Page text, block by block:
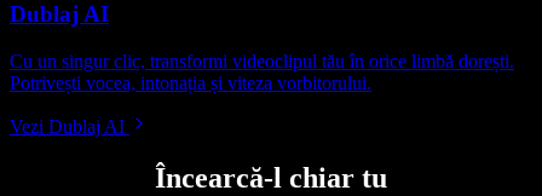
Dublaj AI
Cu un singur clic, transformi videoclipul tău în orice limbă dorești.
Potrivești vocea, intonația și viteza vorbitorului.
Vezi Dublaj AI
Încearcă-l chiar tu